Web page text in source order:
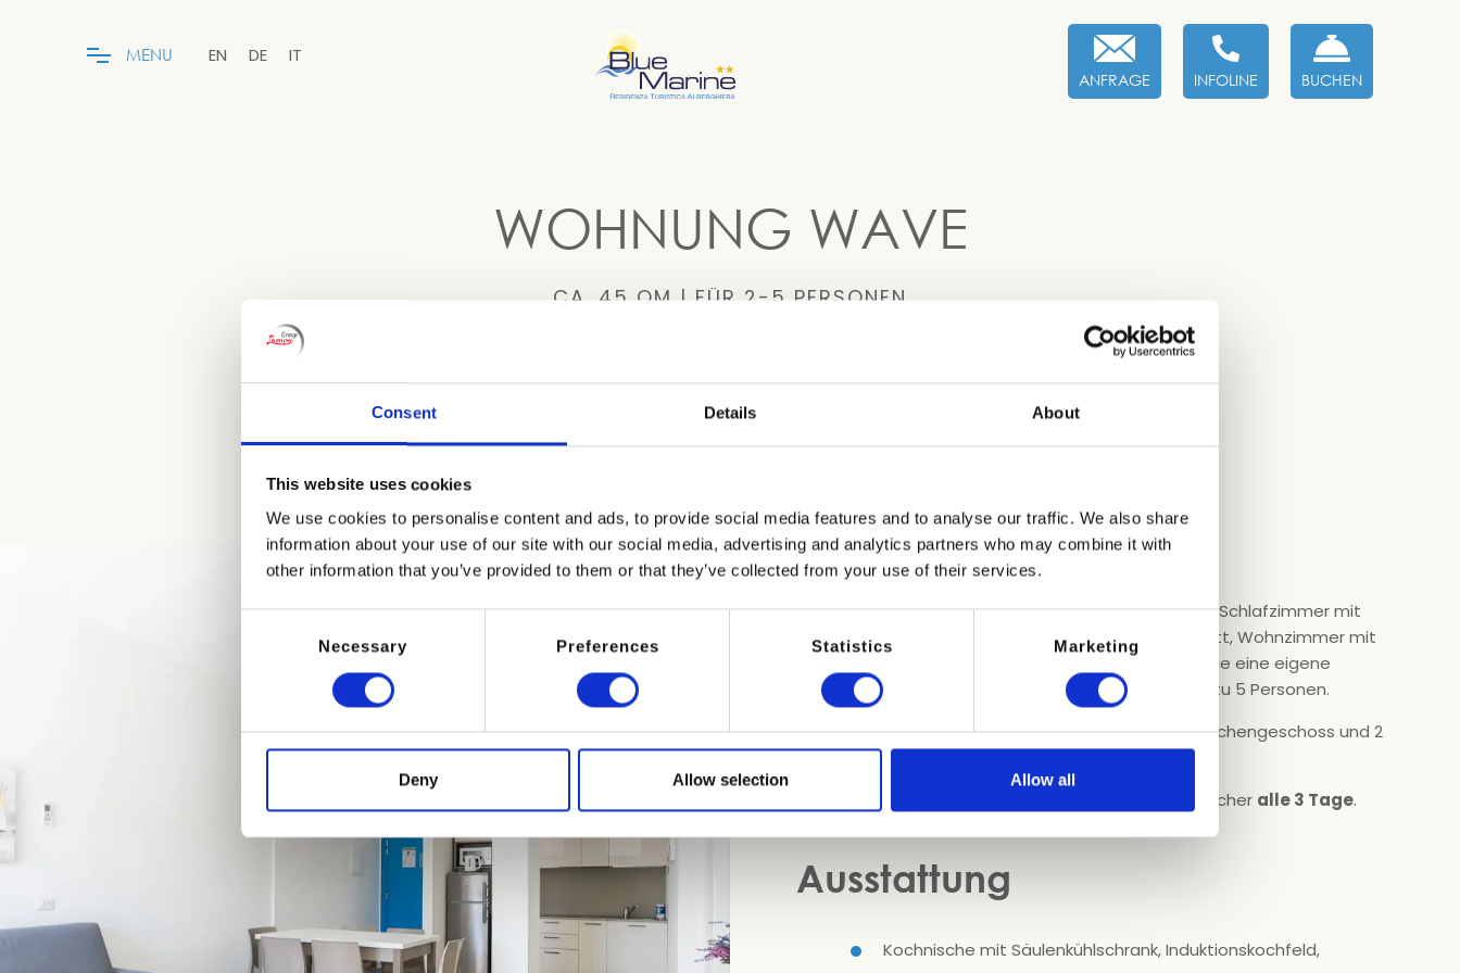
Consent Details About
This website uses cookies
We use cookies to personalise content and ads, to provide social media features and to analyse our traffic. We also share
information about your use of our site with our social media, advertising and analytics partners who may combine it with
other information that you’ve provided to them or that they’ve collected from your use of their services.
Necessary Preferences Statistics Marketing
Deny Allow selection Allow all
MENU EN DE IT
ANFRAGE INFOLINE BUCHEN
WOHNUNG WAVE
CA. 45 QM | FÜR 2-5 PERSONEN
Geräumiges Zwei-Zimmer-Apartment, das über ein Schlafzimmer mit
Doppelbett und Zustellmöglichkeit für ein drittes Bett, Wohnzimmer mit
Doppelschlafcouch, ausgestattete Kochnische sowie eine eigene
Terrasse mit Tisch und Stühlen verfügt. Ideal für bis zu 5 Personen.
Diese Kategorie umfasst auch Apartments mit Zwischengeschoss und 2
Badezimmern.
Reinigung und Wechsel der Bettwäsche und Handtücher alle 3 Tage.
Ausstattung
Kochnische mit Säulenkühlschrank, Induktionskochfeld,